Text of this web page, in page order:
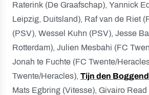
Raterink (De Graafschap), Yannick
Leipzig, Duitsland), Raf van de Riet
(PSV), Wessel Kuhn (PSV), Jesse
Rotterdam), Julien Mesbahi (FC
Jonah te Fuchte (FC Twente/
Twente/Heracles), Tijn den
Mats Egbring (Vitesse), Givairo